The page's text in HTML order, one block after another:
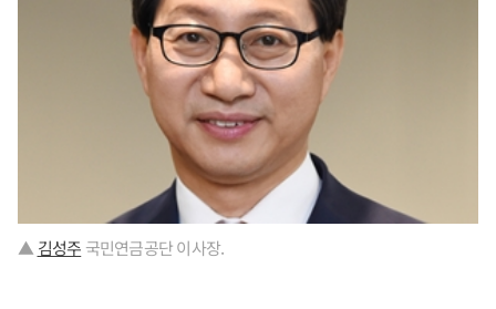
▲김성주 국민연금공단 이사장.